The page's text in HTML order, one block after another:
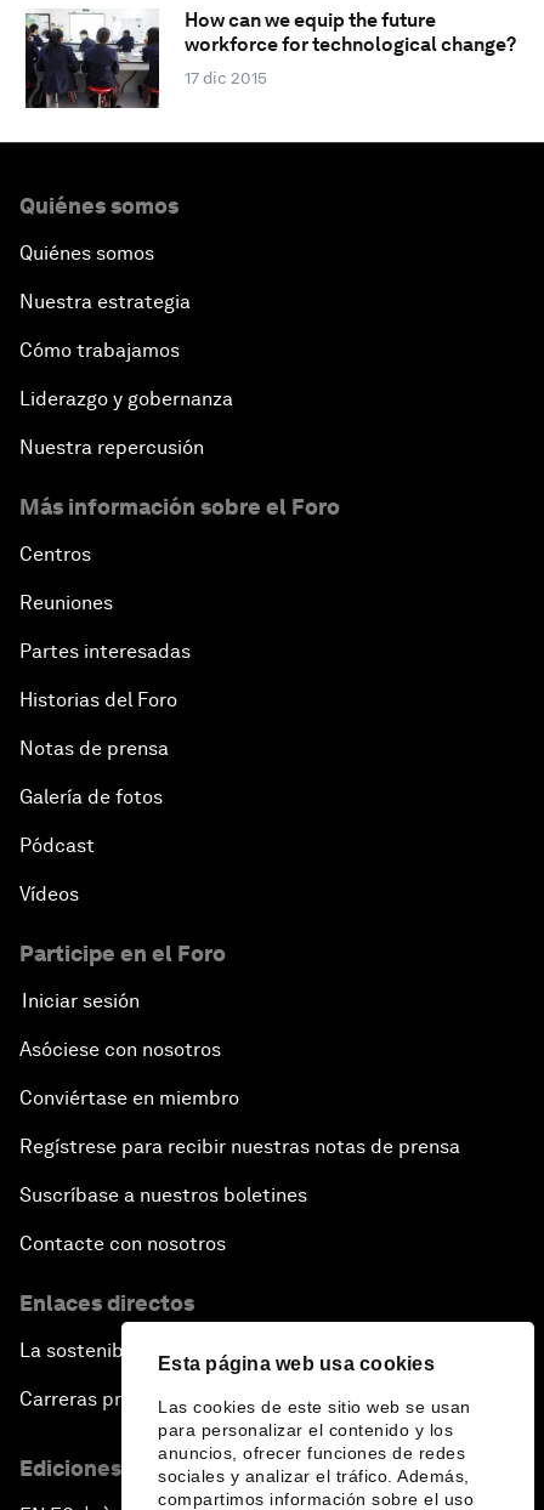
Esta página web usa cookies
Las cookies de este sitio web se usan
para personalizar el contenido y los
anuncios, ofrecer funciones de redes
sociales y analizar el tráfico. Además,
compartimos información sobre el uso
How can we equip the future
workforce for technological change?
17 dic 2015
Quiénes somos
Quiénes somos
Nuestra estrategia
Cómo trabajamos
Liderazgo y gobernanza
Nuestra repercusión
Más información sobre el Foro
Centros
Reuniones
Partes interesadas
Historias del Foro
Notas de prensa
Galería de fotos
Pódcast
Vídeos
Participe en el Foro
Iniciar sesión
Asóciese con nosotros
Conviértase en miembro
Regístrese para recibir nuestras notas de prensa
Suscríbase a nuestros boletines
Contacte con nosotros
Enlaces directos
La sostenibilidad en el Foro
Carreras profesionales
Ediciones en otros idiomas